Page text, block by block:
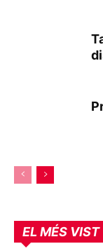
EL MÉS VIST